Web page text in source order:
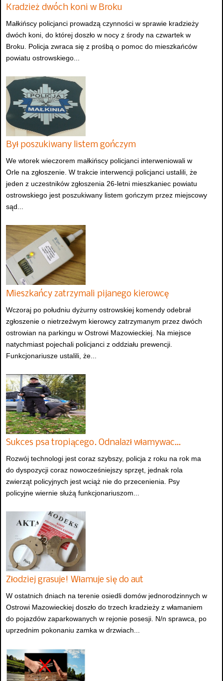
Kradzież dwóch koni w Broku
Małkińscy policjanci prowadzą czynności w sprawie kradzieży
dwóch koni, do której doszło w nocy z środy na czwartek w
Broku. Policja zwraca się z prośbą o pomoc do mieszkańców
powiatu ostrowskiego...
Był poszukiwany listem gończym
We wtorek wieczorem małkińscy policjanci interweniowali w
Orle na zgłoszenie. W trakcie interwencji policjanci ustalili, że
jeden z uczestników zgłoszenia 26-letni mieszkaniec powiatu
ostrowskiego jest poszukiwany listem gończym przez miejscowy
sąd...
Mieszkańcy zatrzymali pijanego kierowcę
Wczoraj po południu dyżurny ostrowskiej komendy odebrał
zgłoszenie o nietrzeźwym kierowcy zatrzymanym przez dwóch
ostrowian na parkingu w Ostrowi Mazowieckiej. Na miejsce
natychmiast pojechali policjanci z oddziału prewencji.
Funkcjonariusze ustalili, że...
Sukces psa tropiącego. Odnalazł włamywac…
Rozwój technologi jest coraz szybszy, policja z roku na rok ma
do dyspozycji coraz nowocześniejszy sprzęt, jednak rola
zwierząt policyjnych jest wciąż nie do przecenienia. Psy
policyjne wiernie służą funkcjonariuszom...
Złodziej grasuje! Włamuje się do aut
W ostatnich dniach na terenie osiedli domów jednorodzinnych w
Ostrowi Mazowieckiej doszło do trzech kradzieży z włamaniem
do pojazdów zaparkowanych w rejonie posesji. N/n sprawca, po
uprzednim pokonaniu zamka w drzwiach...